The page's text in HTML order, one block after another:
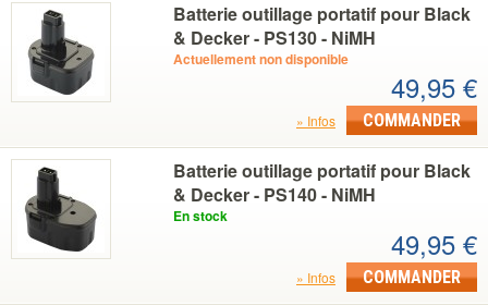
Batterie outillage portatif pour Black
& Decker - PS130 - NiMH
Actuellement non disponible
49,95 €
COMMANDER
Infos
Batterie outillage portatif pour Black
& Decker - PS140 - NiMH
En stock
49,95 €
COMMANDER
Infos